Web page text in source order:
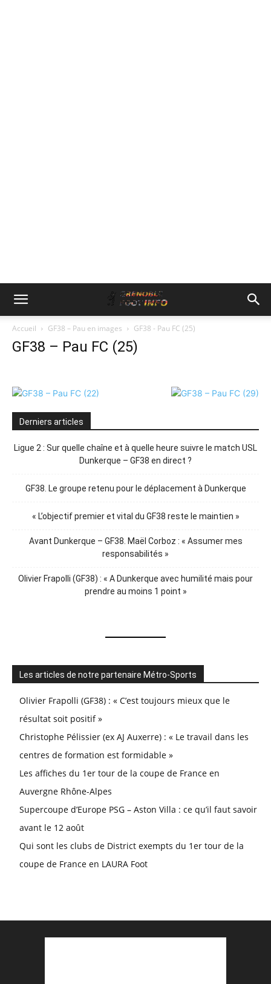
Accueil GF38 – Pau en images GF38 - Pau FC (25)
GF38 – Pau FC (25)
Derniers articles
Ligue 2 : Sur quelle chaîne et à quelle heure suivre le match USL
Dunkerque – GF38 en direct ?
GF38. Le groupe retenu pour le déplacement à Dunkerque
« L’objectif premier et vital du GF38 reste le maintien »
Avant Dunkerque – GF38. Maël Corboz : « Assumer mes
responsabilités »
Olivier Frapolli (GF38) : « A Dunkerque avec humilité mais pour
prendre au moins 1 point »
Les articles de notre partenaire Métro-Sports
Olivier Frapolli (GF38) : « C’est toujours mieux que le
résultat soit positif »
Christophe Pélissier (ex AJ Auxerre) : « Le travail dans les
centres de formation est formidable »
Les affiches du 1er tour de la coupe de France en
Auvergne Rhône-Alpes
Supercoupe d’Europe PSG – Aston Villa : ce qu’il faut savoir
avant le 12 août
Qui sont les clubs de District exempts du 1er tour de la
coupe de France en LAURA Foot